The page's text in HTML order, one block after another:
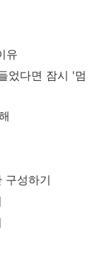
유
었다면 잠시 '멈
구성하기